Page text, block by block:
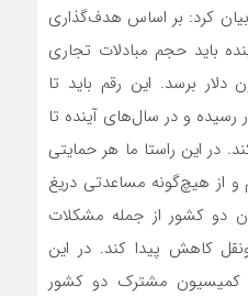
کرد: بر اساس هدف‌گذاری
باید حجم مبادلات تجاری
به 500 میلیون دلار برسد. این رقم باید تا
میلیون دلار رسیده و در سال‌های آینده تا
کند. در این راستا ما هر حمایتی
و از هیچ‌گونه مساعدتی دریغ
دو کشور از جمله مشکلات
کاهش پیدا کند. در این
کمیسیون مشترک دو کشور